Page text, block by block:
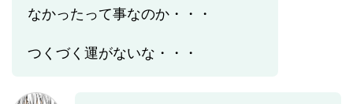
なかったって事なのか・・・
つくづく運がないな・・・